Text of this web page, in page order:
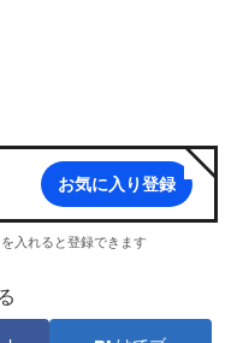
お気に入り登録
入れると登録できます